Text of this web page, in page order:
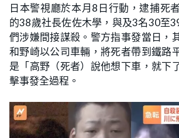
日本警視廳於本月8日行動，逮捕死
的38歲社長佐佐木學，與及3名30至
們涉嫌間接謀殺。警方指事發當日，
和野崎以公司車輛，將死者帶到鐵路
是「高野（死者）說他想下車，就下
擊事發全過程。